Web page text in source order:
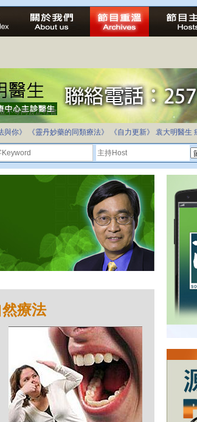
不等同公正社會
法化-推動多元化教育，全民學卷制
與你》
《靈丹妙藥的同類療法》 《自力更新》 袁大明醫生
療法